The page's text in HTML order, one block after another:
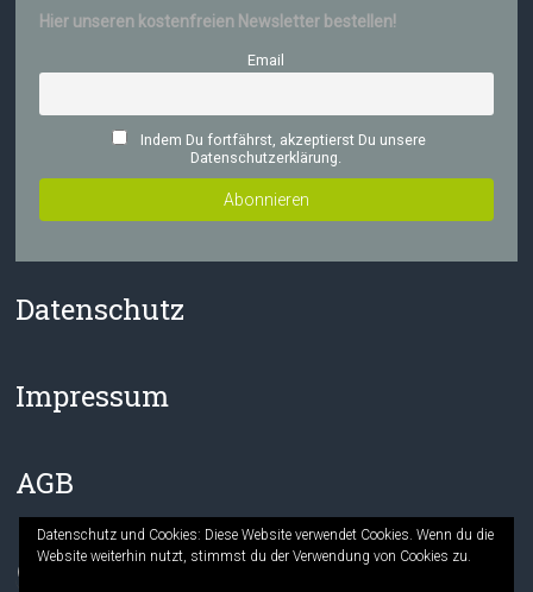
Hier unseren kostenfreien Newsletter bestellen!
Email
Indem Du fortfährst, akzeptierst Du unsere
Datenschutzerklärung.
Datenschutz
Impressum
AGB
Facebook
Instagram
Datenschutz und Cookies: Diese Website verwendet Cookies. Wenn du die
Website weiterhin nutzt, stimmst du der Verwendung von Cookies zu.